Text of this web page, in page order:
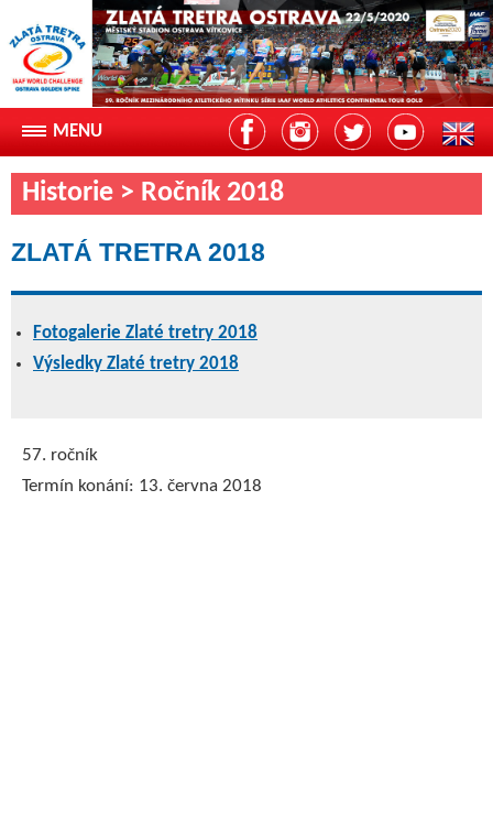
Historie > Ročník 2018
ZLATÁ TRETRA 2018
Fotogalerie Zlaté tretry 2018
Výsledky Zlaté tretry 2018
57. ročník
Termín konání: 13. června 2018